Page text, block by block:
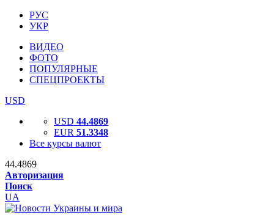
РУС
УКР
ВИДЕО
ФОТО
ПОПУЛЯРНЫЕ
СПЕЦПРОЕКТЫ
USD
USD 44.4869
EUR 51.3348
Все курсы валют
44.4869
Авторизация
Поиск
UA